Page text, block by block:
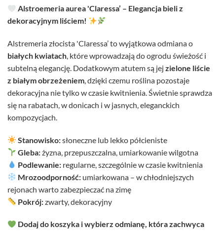
Alstroemeria aurea 'Claressa’ – Elegancja bieli z
dekoracyjnym liściem!
Alstremeria złocista 'Claressa’ to wyjątkowa odmiana o
białych kwiatach , które wprowadzają do ogrodu świeżość i
subtelną elegancję. Dodatkowym atutem są jej zielone liście
z białym obrzeżeniem , dzięki czemu roślina pozostaje
dekoracyjna nie tylko w czasie kwitnienia. Świetnie sprawdza
się na rabatach, w donicach i w jasnych, eleganckich
kompozycjach.
Stanowisko:słoneczne lub lekko półcieniste
Gleba:żyzna, przepuszczalna, umiarkowanie wilgotna
Podlewanie: regularne, szczególnie w czasie kwitnienia
Mrozoodporność: umiarkowana – w chłodniejszych
rejonach warto zabezpieczać na zimę
Pokrój:zwarty, dekoracyjny
Dodaj do koszyka i wybierz odmianę, która zachwyca